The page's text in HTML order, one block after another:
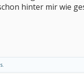
hinter mir wie